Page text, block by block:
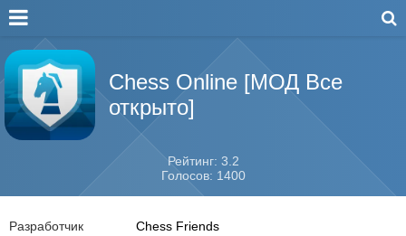
Chess Online [МОД Все
открыто]
Рейтинг: 3.2
Голосов: 1400
Разработчик Chess Friends